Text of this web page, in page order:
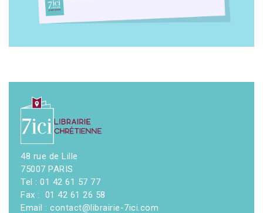
48 rue de Lille
75007 PARIS
Tel : 01 42 61 57 77
Fax : 01 42 61 26 58
Email : contact@librairie-7ici.com